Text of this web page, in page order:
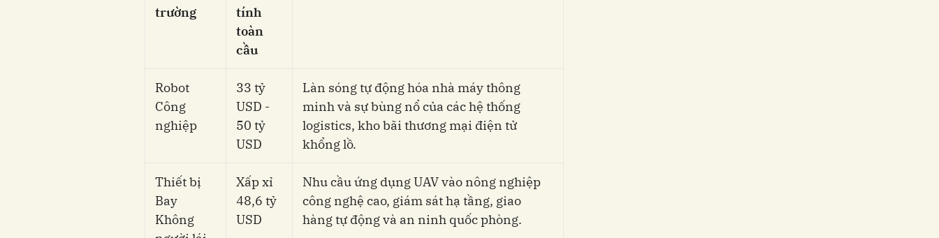
trường
tính
toàn
cầu
Robot
Công
nghiệp
33 tỷ
USD -
50 tỷ
USD
Làn sóng tự động hóa nhà máy thông
minh và sự bùng nổ của các hệ thống
logistics, kho bãi thương mại điện tử
khổng lồ.
Thiết bị
Bay
Không
Xấp xỉ
48,6 tỷ
USD
Nhu cầu ứng dụng UAV vào nông nghiệp
công nghệ cao, giám sát hạ tầng, giao
hàng tự động và an ninh quốc phòng.